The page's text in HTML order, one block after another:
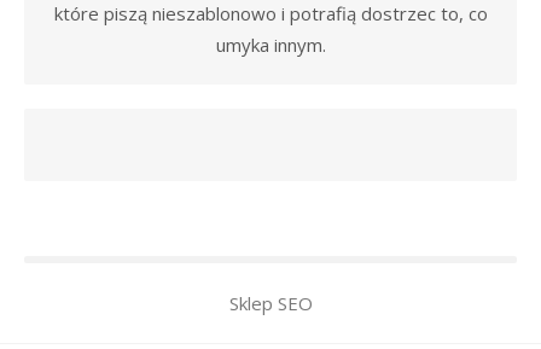
które piszą nieszablonowo i potrafią dostrzec to, co
umyka innym.
Sklep SEO